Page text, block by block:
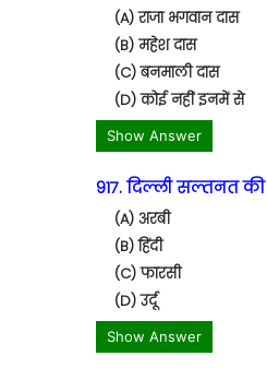
(A) राजा भगवान दास
(B) महेश दास
(C) बनमाली दास
(D) कोई नहीं इनमें से
Show Answer
917. दिल्ली सल्तनत
(A) अरबी
(B) हिंदी
(C) फारसी
(D) उर्दू
Show Answer